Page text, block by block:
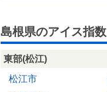
島根県のアイス指数
東部(松江)
松江市